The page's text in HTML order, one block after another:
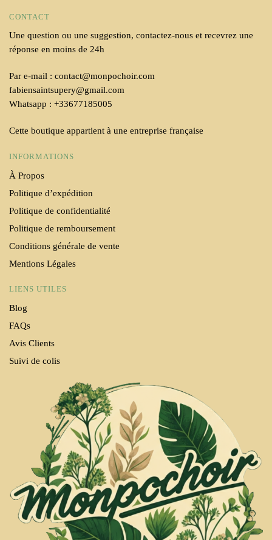
CONTACT
Une question ou une suggestion, contactez-nous et recevrez une
réponse en moins de 24h
Par e-mail : contact@monpochoir.com
fabiensaintsupery@gmail.com
Whatsapp : +33677185005
Cette boutique appartient à une entreprise française
INFORMATIONS
À Propos
Politique d’expédition
Politique de confidentialité
Politique de remboursement
Conditions générale de vente
Mentions Légales
LIENS UTILES
Blog
FAQs
Avis Clients
Suivi de colis